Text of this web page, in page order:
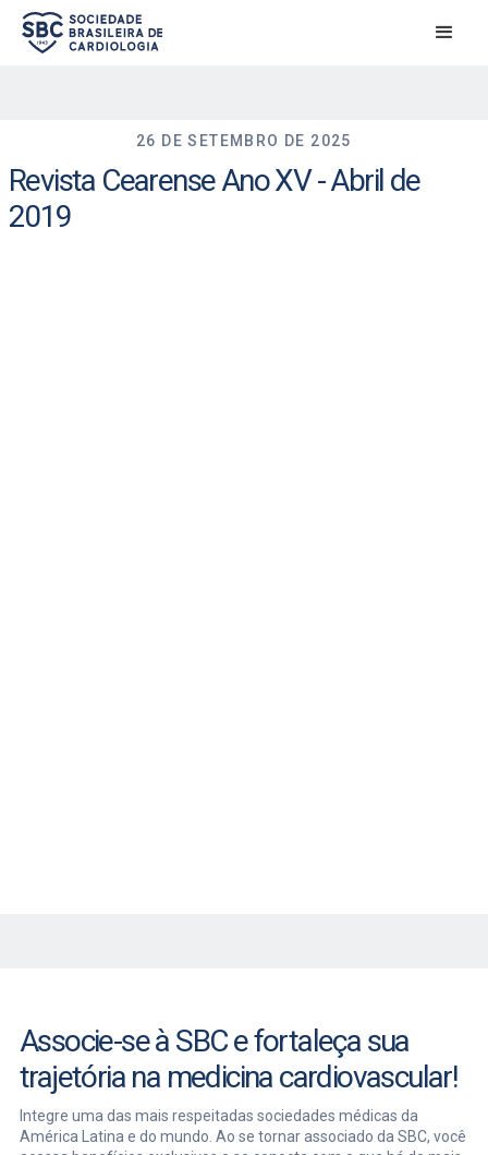
26 DE SETEMBRO DE 2025
Revista Cearense Ano XV - Abril de
2019
Associe-se à SBC e fortaleça sua
trajetória na medicina cardiovascular!
Integre uma das mais respeitadas sociedades médicas da
América Latina e do mundo. Ao se tornar associado da SBC, você